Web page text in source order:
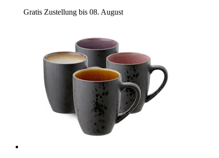
Gratis Zustellung bis 08. August